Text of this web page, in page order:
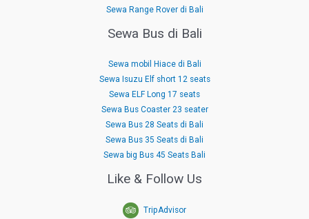
Sewa Range Rover di Bali
Sewa Bus di Bali
Sewa mobil Hiace di Bali
Sewa Isuzu Elf short 12 seats
Sewa ELF Long 17 seats
Sewa Bus Coaster 23 seater
Sewa Bus 28 Seats di Bali
Sewa Bus 35 Seats di Bali
Sewa big Bus 45 Seats Bali
Like & Follow Us
TripAdvisor